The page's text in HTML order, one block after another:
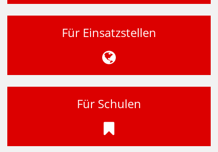
Für Einsatzstellen
Für Schulen